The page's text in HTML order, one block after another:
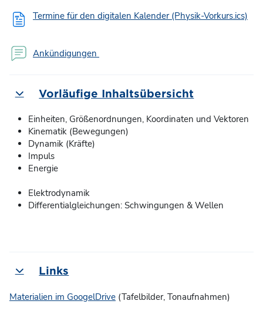
Termine für den digitalen Kalender (Physik-Vorkurs.ics)
Ankündigungen
EinklappenVorläufige Inhaltsübersicht
Einheiten, Größenordnungen, Koordinaten und Vektoren
Kinematik (Bewegungen)
Dynamik (Kräfte)
Impuls
Energie
Elektrodynamik
Differentialgleichungen: Schwingungen & Wellen
Einklappen
Links
Materialien im GoogelDrive (Tafelbilder, Tonaufnahmen)